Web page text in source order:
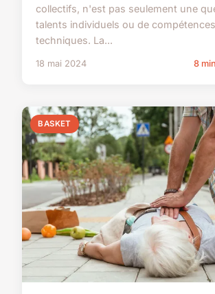
collectifs, n'est pas seulement une
talents individuels ou de compétences
techniques. La...
18 mai 2024 8
BASKET